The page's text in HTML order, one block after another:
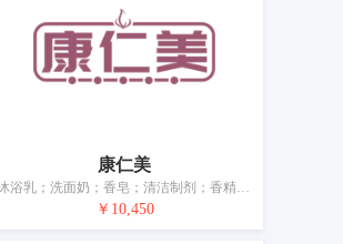
康仁美
沐浴乳；洗面奶；香皂；清洁制剂；香精油；化妆品；口红；美容面膜；香水；牙膏
￥10,450